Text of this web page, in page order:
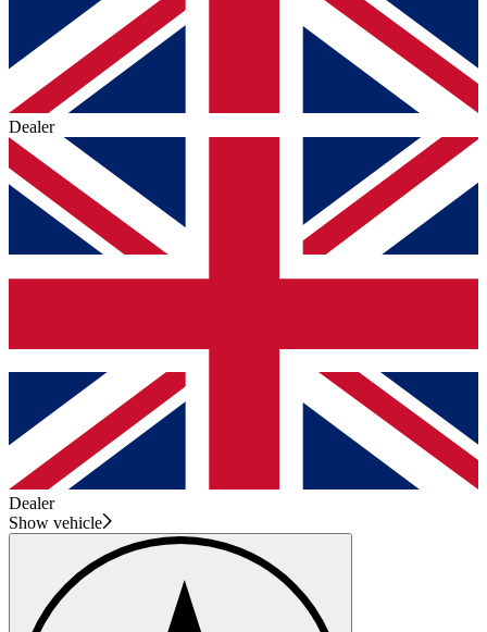
Dealer
Dealer
Show vehicle